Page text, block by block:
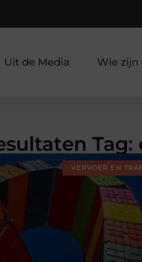
Uit de Media Wie zijn
VERVOER EN